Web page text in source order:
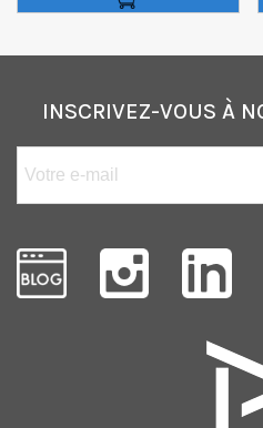
INSCRIVEZ-VOUS À